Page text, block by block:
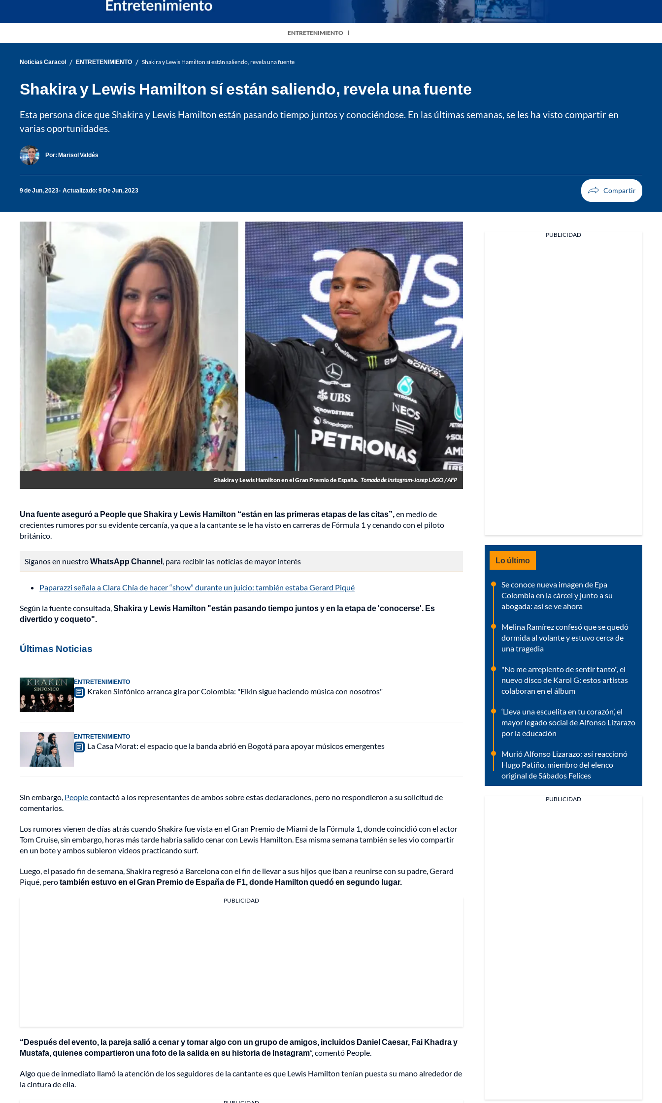
ENTRETENIMIENTO
Noticias Caracol / ENTRETENIMIENTO / Shakira y Lewis Hamilton sí están saliendo, revela una fuente
Shakira y Lewis Hamilton sí están saliendo, revela una fuente
Esta persona dice que Shakira y Lewis Hamilton están pasando tiempo juntos y conociéndose. En las últimas semanas, se les ha visto compartir en
varias oportunidades.
Por: Marisol Valdés
9 de Jun, 2023 Actualizado: 9 De Jun, 2023
Shakira y Lewis Hamilton en el Gran Premio de España. Tomada de Instagram-Josep LAGO / AFP
Una fuente aseguró a People que Shakira y Lewis Hamilton “están en las primeras etapas de las citas”,en medio de
crecientes rumores por su evidente cercanía, ya que a la cantante se le ha visto en carreras de Fórmula 1 y cenando con el piloto
británico.
Síganos en nuestroWhatsApp Channel, para recibir las noticias de mayor interés
Paparazzi señala a Clara Chía de hacer “show” durante un juicio: también estaba Gerard Piqué
Según la fuente consultada,Shakira y Lewis Hamilton "están pasando tiempo juntos y en la etapa de 'conocerse'. Es
divertido y coqueto".
Últimas Noticias
ENTRETENIMIENTO
Kraken Sinfónico arranca gira por Colombia: "Elkin sigue haciendo música con nosotros"
ENTRETENIMIENTO
La Casa Morat: el espacio que la banda abrió en Bogotá para apoyar músicos emergentes
Sin embargo, Peoplecontactó a los representantes de ambos sobre estas declaraciones, pero no respondieron a su solicitud de
comentarios.
Los rumores vienen de días atrás cuando Shakira fue vista en el Gran Premio de Miami de la Fórmula 1, donde coincidió con el actor
Tom Cruise, sin embargo, horas más tarde habría salido cenar con Lewis Hamilton. Esa misma semana también se les vio compartir
en un bote y ambos subieron videos practicando surf.
Luego, el pasado fin de semana, Shakira regresó a Barcelona con el fin de llevar a sus hijos que iban a reunirse con su padre, Gerard
Piqué, perotambién estuvo en el Gran Premio de España de F1, donde Hamilton quedó en segundo lugar.
PUBLICIDAD
“Después del evento, la pareja salió a cenar y tomar algo con un grupo de amigos, incluidos Daniel Caesar, Fai Khadra y
Mustafa, quienes compartieron una foto de la salida en su historia de Instagram”, comentó People.
Algo que de inmediato llamó la atención de los seguidores de la cantante es que Lewis Hamilton tenían puesta su mano alrededor de
la cintura de ella.
PUBLICIDAD
Lo último
Se conoce nueva imagen de Epa
Colombia en la cárcel y junto a su
abogada: así se ve ahora
Melina Ramírez confesó que se quedó
dormida al volante y estuvo cerca de
una tragedia
"No me arrepiento de sentir tanto", el
nuevo disco de Karol G: estos artistas
colaboran en el álbum
‘Lleva una escuelita en tu corazón’, el
mayor legado social de Alfonso Lizarazo
por la educación
Murió Alfonso Lizarazo: así reaccionó
Hugo Patiño, miembro del elenco
original de Sábados Felices
PUBLICIDAD